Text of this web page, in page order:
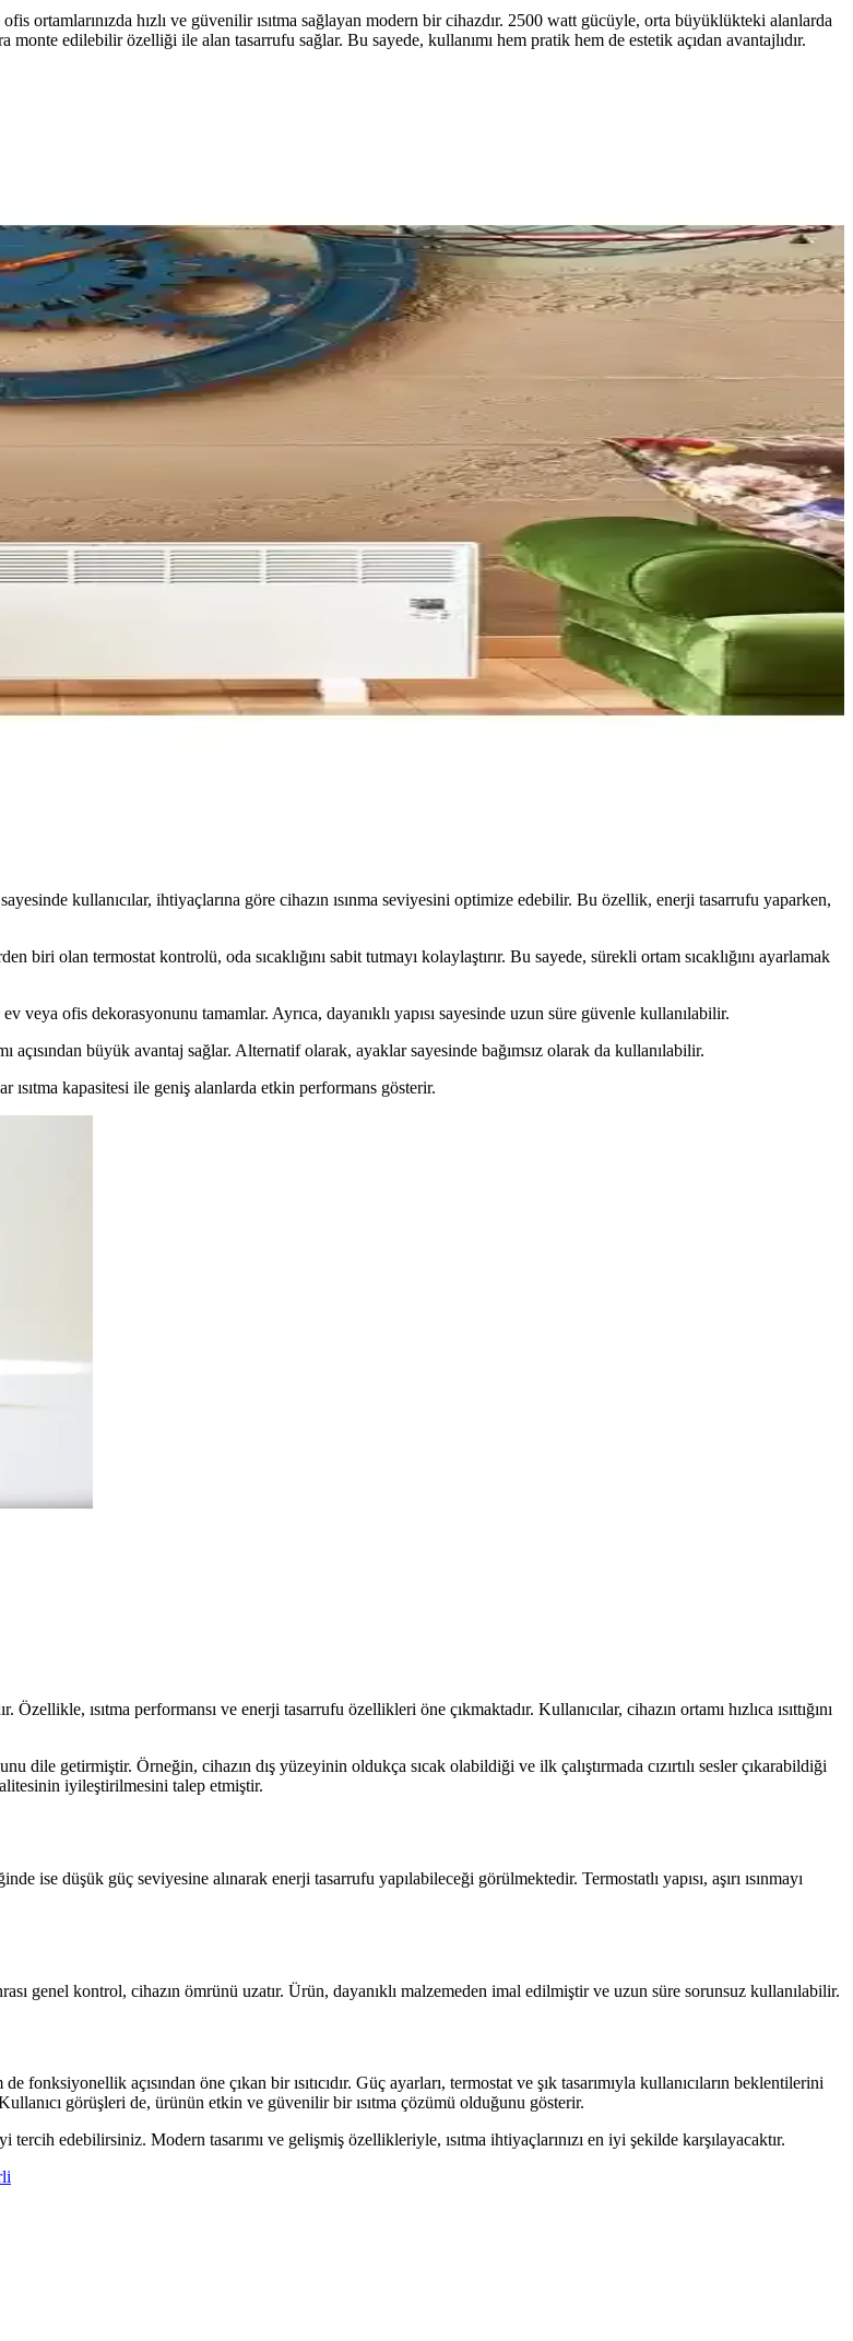
ortamlarınızda hızlı ve güvenilir ısıtma sağlayan modern bir cihazdır. 2500 watt gücüyle, orta büyüklükteki alanlarda
monte edilebilir özelliği ile alan tasarrufu sağlar. Bu sayede, kullanımı hem pratik hem de estetik açıdan avantajlıdır.
Isıtma Çözümü
büyüklükteki odalar için ideal, taşınabilir ve duvara monte edilebilir pratik ısıtma çözümüdür.
Isıtma Çözümü
m²'ye kadar etkili ısıtma sağlar. Enerji tasarrufu ve güvenlik özellikleriyle konforlu kullanım sunar.
ısıtma sağlar, güvenli ve kullanımı kolaydır.
İç Mekan Isıtma Çözümü
seçenekleriyle iç mekanlarda konforu artırır ve enerji tasarrufu sağlar.
sağlar, enerji tasarrufu ve güvenlik özellikleriyle öne çıkar.
Çözümleri
modern, güvenli ve ekonomik ısıtma sağlar. Dayanıklı yapısı ve kolay taşınabilirliği ile öne çıkar.
kullanıcılar, ihtiyaçlarına göre cihazın ısınma seviyesini optimize edebilir. Bu özellik, enerji tasarrufu yaparken,
biri olan termostat kontrolü, oda sıcaklığını sabit tutmayı kolaylaştırır. Bu sayede, sürekli ortam sıcaklığını ayarlamak
veya ofis dekorasyonunu tamamlar. Ayrıca, dayanıklı yapısı sayesinde uzun süre güvenle kullanılabilir.
büyük avantaj sağlar. Alternatif olarak, ayaklar sayesinde bağımsız olarak da kullanılabilir.
ısıtma kapasitesi ile geniş alanlarda etkin performans gösterir.
ısıtma performansı ve enerji tasarrufu özellikleri öne çıkmaktadır. Kullanıcılar, cihazın ortamı hızlıca ısıttığını
dile getirmiştir. Örneğin, cihazın dış yüzeyinin oldukça sıcak olabildiği ve ilk çalıştırmada cızırtılı sesler çıkarabildiği
iyileştirilmesini talep etmiştir.
ise düşük güç seviyesine alınarak enerji tasarrufu yapılabileceği görülmektedir. Termostatlı yapısı, aşırı ısınmayı
genel kontrol, cihazın ömrünü uzatır. Ürün, dayanıklı malzemeden imal edilmiştir ve uzun süre sorunsuz kullanılabilir.
açısından öne çıkan bir ısıtıcıdır. Güç ayarları, termostat ve şık tasarımıyla kullanıcıların beklentilerini
görüşleri de, ürünün etkin ve güvenilir bir ısıtma çözümü olduğunu gösterir.
edebilirsiniz. Modern tasarımı ve gelişmiş özellikleriyle, ısıtma ihtiyaçlarınızı en iyi şekilde karşılayacaktır.